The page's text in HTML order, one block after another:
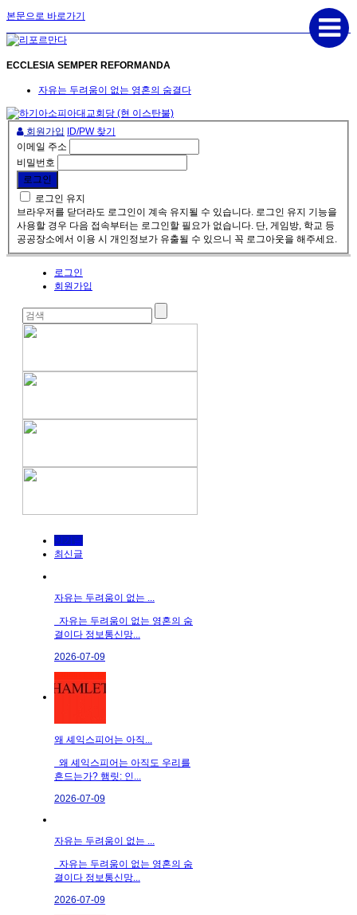
본문으로 바로가기
ECCLESIA SEMPER REFORMANDA
자유는 두려움이 없는 영혼의 숨결다
회원가입
ID/PW 찾기
이메일 주소
비밀번호
로그인 유지
브라우저를 닫더라도 로그인이 계속 유지될 수 있습니다. 로그인 유지 기능을
사용할 경우 다음 접속부터는 로그인할 필요가 없습니다. 단, 게임방, 학교 등
공공장소에서 이용 시 개인정보가 유출될 수 있으니 꼭 로그아웃을 해주세요.
로그인
회원가입
인기글
최신글
자유는 두려움이 없는 ...
자유는 두려움이 없는 영혼의 숨
결이다 정보통신망...
2026-07-09
왜 셰익스피어는 아직...
왜 셰익스피어는 아직도 우리를
흔드는가? 햄릿: 인...
2026-07-09
자유는 두려움이 없는 ...
자유는 두려움이 없는 영혼의 숨
결이다 정보통신망...
2026-07-09